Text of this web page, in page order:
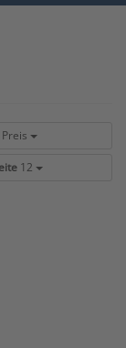
Preis
12